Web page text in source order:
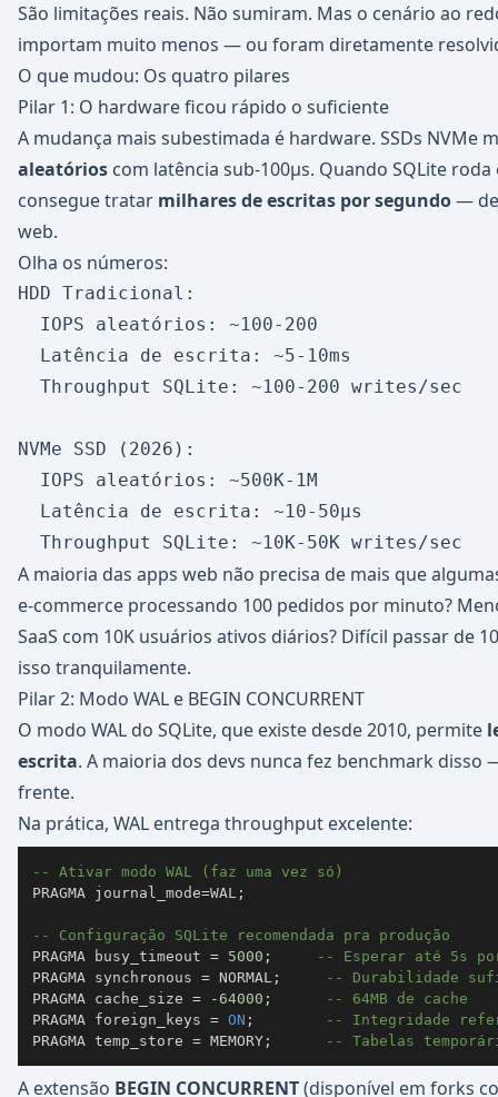
São limitações reais. Não sumiram. Mas o cenário ao
importam muito menos — ou foram diretamente
O que mudou: Os quatro pilares
Pilar 1: O hardware ficou rápido o suficiente
A mudança mais subestimada é hardware. SSDs NVMe
aleatórios com latência sub-100μs. Quando SQLite
consegue tratar milhares de escritas por segundo—
web.
Olha os números:
HDD Tradicional:
  IOPS aleatórios: ~100-200
  Latência de escrita: ~5-10ms
  Throughput SQLite: ~100-200 writes/sec
NVMe SSD (2026):
  IOPS aleatórios: ~500K-1M
  Latência de escrita: ~10-50μs
A maioria das apps web não precisa de mais que
e-commerce processando 100 pedidos por minuto?
SaaS com 10K usuários ativos diários? Difícil passar de
isso tranquilamente.
Pilar 2: Modo WAL e BEGIN CONCURRENT
O modo WAL do SQLite, que existe desde 2010, permite
escrita. A maioria dos devs nunca fez benchmark
frente.
Na prática, WAL entrega throughput excelente:
-- Ativar modo WAL (faz uma vez só)
PRAGMA journal_mode=WAL ;
-- Configuração SQLite recomendada pra produção
PRAGMA busy_timeout = 5000 ;
-- Esperar até 5s
PRAGMA synchronous = NORMAL ;
-- Durabilidade
PRAGMA cache_size = -64000 ;
-- 64MB de cache
PRAGMA foreign_keys = ON ;
-- Integridade
PRAGMA temp_store = MEMORY ; -- Tabelas
A extensão BEGIN CONCURRENT(disponível em forks